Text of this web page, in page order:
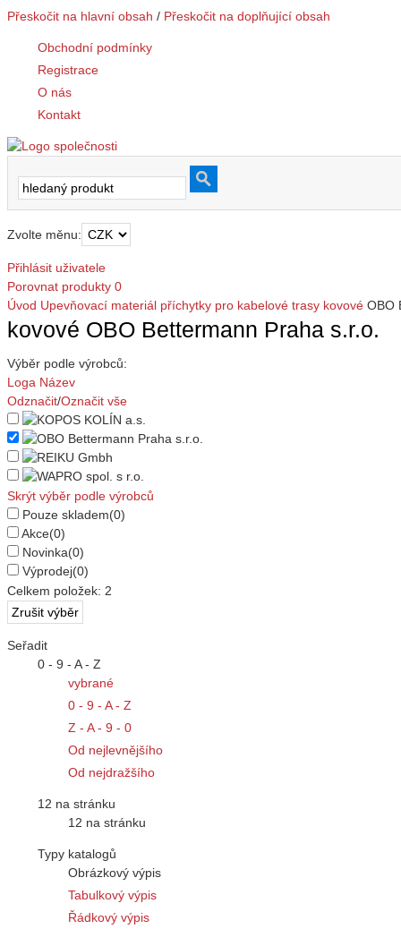
Přeskočit na hlavní obsah / Přeskočit na doplňující obsah
Obchodní podmínky
Registrace
O nás
Kontakt
Zvolte měnu:
Přihlásit uživatele
Porovnat produkty 0
Úvod Upevňovací materiál příchytky pro kabelové trasy kovové OBO
kovové OBO Bettermann Praha s.r.o.
Výběr podle výrobců:
Loga Název
Odznačit/Označit vše
Skrýt výběr podle výrobců
Pouze skladem(0)
Akce(0)
Novinka(0)
Výprodej(0)
Celkem položek: 2
Seřadit
0 - 9 - A - Z
vybrané
0 - 9 - A - Z
Z - A - 9 - 0
Od nejlevnějšího
Od nejdražšího
12 na stránku
12 na stránku
Typy katalogů
Obrázkový výpis
Tabulkový výpis
Řádkový výpis